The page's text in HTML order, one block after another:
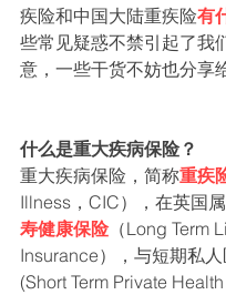
疾险和中国大陆重疾险有
些常见疑惑不禁引起了我
意，一些干货不妨也分享
什么是重大疾病保险？
重大疾病保险，简称重疾
Illness，CIC），在英国
寿健康保险（Long Term
Insurance），与短期私
(Short Term Private Health